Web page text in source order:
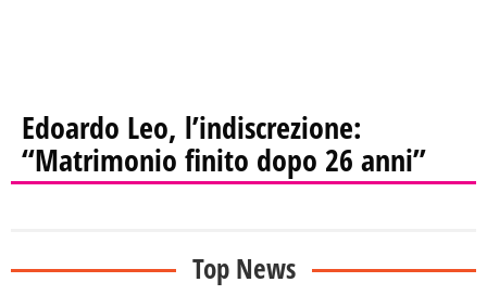
Edoardo Leo, l’indiscrezione:
“Matrimonio finito dopo 26 anni”
Top News